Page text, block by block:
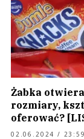
Żabka
rozmiary,
oferować?
02.06.2024 / 23:59